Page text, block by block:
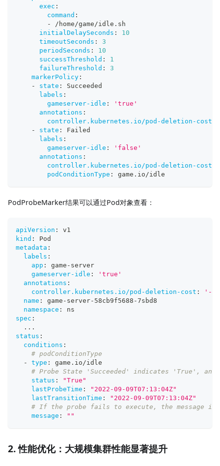
exec :
command :
-
/home/game/idle.sh
initialDelaySeconds :
10
timeoutSeconds :
3
periodSeconds :
10
successThreshold :
1
failureThreshold :
3
markerPolicy :
-
state :
Succeeded
labels :
gameserver-idle :
'true'
annotations :
controller.kubernetes.io/pod-deletion-cost
-
state :
Failed
labels :
gameserver-idle :
'false'
annotations :
controller.kubernetes.io/pod-deletion-cost
podConditionType : game.io/idle
PodProbeMarker结果可以通过Pod对象查看：
apiVersion :
v1
kind :
Pod
metadata :
labels :
app : game - server
gameserver-idle :
'true'
annotations :
controller.kubernetes.io/pod-deletion-cost :
'-
name : game - server- 58cb9f5688 -7sbd8
namespace :
ns
spec :
...
status :
conditions :
# podConditionType
-
type :
game.io/idle
# Probe State 'Succeeded' indicates 'True',
status :
"True"
lastProbeTime :
"2022-09-09T07:13:04Z"
lastTransitionTime :
"2022-09-09T07:13:04Z"
# If the probe fails to execute, the message is
message : ""
2. 性能优化：大规模集群性能显著提升